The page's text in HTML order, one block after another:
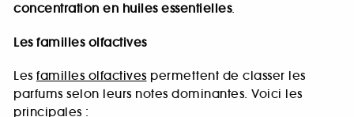
concentration en huiles essentielles.
Les familles olfactives
Les familles olfactives permettent de classer les
parfums selon leurs notes dominantes. Voici les
principales :